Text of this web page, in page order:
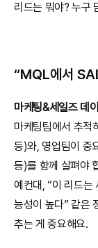
리드는 뭐야? 누구
“MQL에서
마케팅&세일즈 데
마케팅팀에서 추적
등)와, 영업팀이 중
등)를 함께 살펴야
예컨대, “이 리드는
능성이 높다” 같은
추는 게 중요해요.